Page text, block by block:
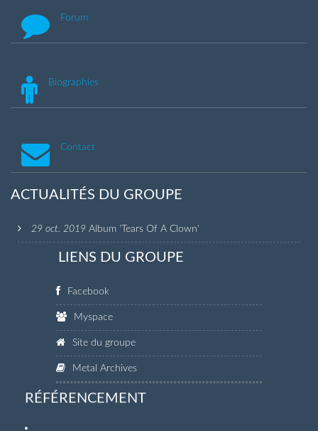
Forum
Biographies
Contact
ACTUALITÉS DU GROUPE
29 oct. 2019 Album 'Tears Of A Clown'
LIENS DU GROUPE
Facebook
Myspace
Site du groupe
Metal Archives
RÉFÉRENCEMENT